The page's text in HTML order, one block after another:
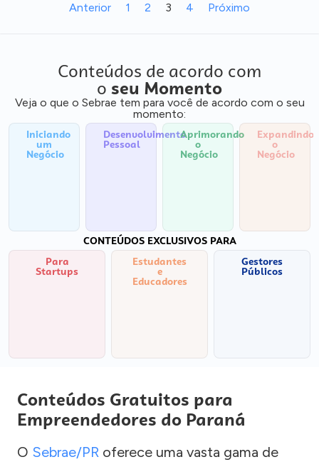
Anterior 1 2 3 4 Próximo
Conteúdos de acordo com
o seu Momento
Veja o que o Sebrae tem para você de acordo com o seu
momento:
Iniciando
um
Negócio
Desenvolvimento
Pessoal
Aprimorando
o
Negócio
Expandindo
o
Negócio
CONTEÚDOS EXCLUSIVOS PARA
Para
Startups
Estudantes
e
Educadores
Gestores
Públicos
Conteúdos Gratuitos para
Empreendedores do Paraná
O Sebrae/PR oferece uma vasta gama de